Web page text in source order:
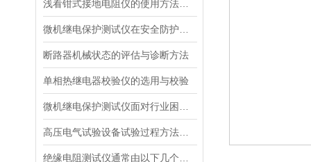
断路器机械状态的评估与诊断方法
单相热继电器校验仪的选用与校验